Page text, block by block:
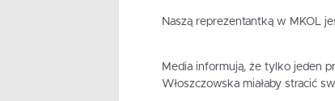
Naszą reprezentantką w MKOL
Media informują, że tylko jeden
Włoszczowska miałaby stracić